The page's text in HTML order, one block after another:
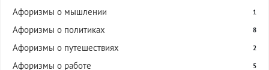
Афоризмы о мышлении 1
Афоризмы о политиках 8
Афоризмы о путешествиях 2
Афоризмы о работе 5